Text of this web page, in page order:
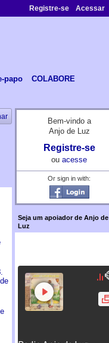
Registre-se Acessar
papo
COLABORE
Bem-vindo a
Anjo de Luz
Registre-se
ou acesse
Or sign in with:
Seja um apoiador de Anjo de
Luz